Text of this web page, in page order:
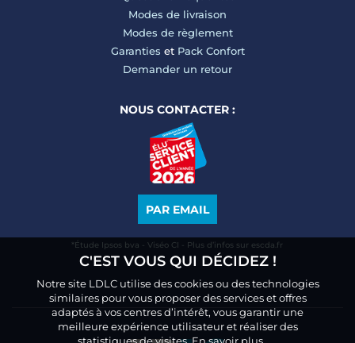
Modes de livraison
Modes de règlement
Garanties et Pack Confort
Demander un retour
NOUS CONTACTER :
PAR EMAIL
*Étude Ipsos bva - Viséo CI - Plus d’infos sur escda.fr
C'EST VOUS QUI DÉCIDEZ !
Notre site LDLC utilise des cookies ou des technologies
similaires pour vous proposer des services et offres
adaptés à vos centres d’intérêt, vous garantir une
meilleure expérience utilisateur et réaliser des